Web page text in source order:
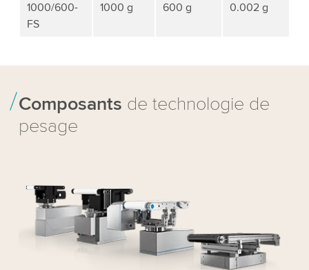
1000/600-
FS
1000 g 600 g 0.002 g
Composants de technologie de
pesage